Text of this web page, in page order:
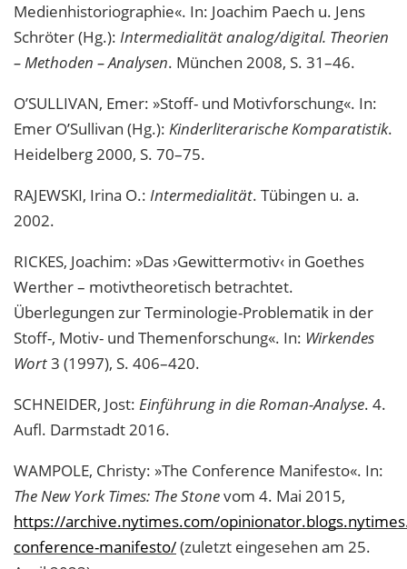
Medienhistoriographie«. In: Joachim Paech u. Jens
Schröter (Hg.): Intermedialität analog/digital. Theorien
– Methoden – Analysen. München 2008, S. 31–46.
O’SULLIVAN, Emer: »Stoff- und Motivforschung«. In:
Emer O’Sullivan (Hg.): Kinderliterarische Komparatistik.
Heidelberg 2000, S. 70–75.
RAJEWSKI, Irina O.: Intermedialität. Tübingen u. a.
2002.
RICKES, Joachim: »Das ›Gewittermotiv‹ in Goethes
Werther – motivtheoretisch betrachtet.
Überlegungen zur Terminologie-Problematik in der
Stoff-, Motiv- und Themenforschung«. In: Wirkendes
Wort3 (1997), S. 406–420.
SCHNEIDER, Jost: Einführung in die Roman-Analyse. 4.
Aufl. Darmstadt 2016.
WAMPOLE, Christy: »The Conference Manifesto«. In:
The New York Times: The Stonevom 4. Mai 2015,
https://archive.nytimes.com/
conference-manifesto/(zuletzt eingesehen am 25.